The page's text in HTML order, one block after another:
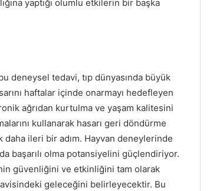
yaptığı olumlu etkilerin bir başka
deneysel tedavi, tıp dünyasında büyük
haftalar içinde onarmayı hedefleyen
ağrıdan kurtulma ve yaşam kalitesini
kullanarak hasarı geri döndürme
ileri bir adım. Hayvan deneylerinde
başarılı olma potansiyelini güçlendiriyor.
güvenliğini ve etkinliğini tam olarak
geleceğini belirleyecektir. Bu